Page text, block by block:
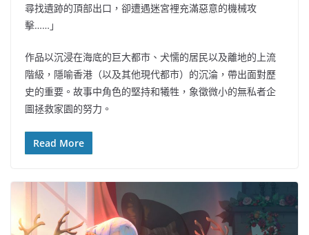
尋找遺跡的頂部出口，卻遭遇迷宮裡充滿惡意的機械攻
擊……」
作品以沉浸在海底的巨大都市、犬懦的居民以及離地的上流
階級，隱喻香港（以及其他現代都市）的沉淪，帶出面對歷
史的重要。故事中角色的堅持和犧牲，象徵微小的無私者企
圖拯救家園的努力。
Read More